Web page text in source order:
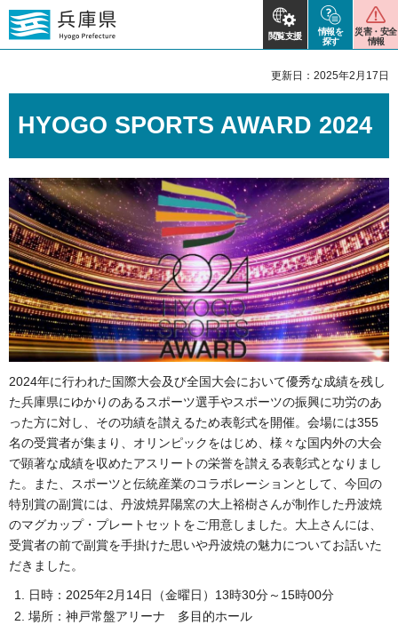
閲覧支援
情報を
探す
災害・安全
情報
更新日：2025年2月17日
HYOGO SPORTS AWARD 2024
2024年に行われた国際大会及び全国大会において優秀な成績を残し
た兵庫県にゆかりのあるスポーツ選手やスポーツの振興に功労のあ
った方に対し、その功績を讃えるため表彰式を開催。会場には355
名の受賞者が集まり、オリンピックをはじめ、様々な国内外の大会
で顕著な成績を収めたアスリートの栄誉を讃える表彰式となりまし
た。また、スポーツと伝統産業のコラボレーションとして、今回の
特別賞の副賞には、丹波焼昇陽窯の大上裕樹さんが制作した丹波焼
のマグカップ・プレートセットをご用意しました。大上さんには、
受賞者の前で副賞を手掛けた思いや丹波焼の魅力についてお話いた
だきました。
日時：2025年2月14日（金曜日）13時30分～15時00分
場所：神戸常盤アリーナ 多目的ホール